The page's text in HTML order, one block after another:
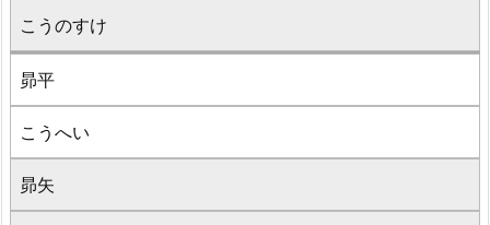
こうのすけ
昴平
こうへい
昴矢